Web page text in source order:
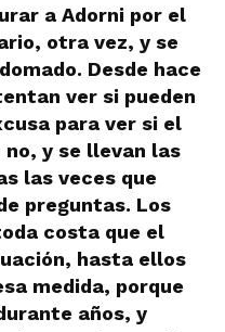
a Adorni por el
otra vez, y se
Desde hace
ver si pueden
para ver si el
no, y se llevan las
las veces que
preguntas. Los
costa que el
hasta ellos
medida, porque
años, y